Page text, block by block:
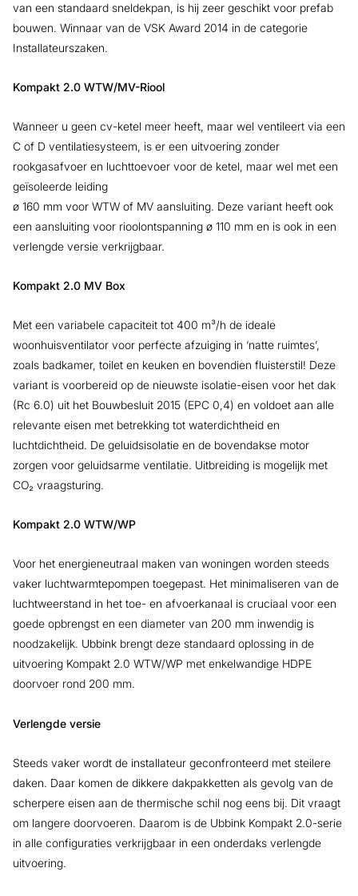
van een standaard sneldekpan, is hij zeer geschikt voor prefab
bouwen. Winnaar van de VSK Award 2014 in de categorie
Installateurszaken.
Kompakt 2.0 WTW/MV-Riool
Wanneer u geen cv-ketel meer heeft, maar wel ventileert via een
C of D ventilatiesysteem, is er een uitvoering zonder
rookgasafvoer en luchttoevoer voor de ketel, maar wel met een
geïsoleerde leiding
ø 160 mm voor WTW of MV aansluiting. Deze variant heeft ook
een aansluiting voor rioolontspanning ø 110 mm en is ook in een
verlengde versie verkrijgbaar.
Kompakt 2.0 MV Box
Met een variabele capaciteit tot 400 m³/h de ideale
woonhuisventilator voor perfecte afzuiging in ‘natte ruimtes’,
zoals badkamer, toilet en keuken en bovendien fluisterstil! Deze
variant is voorbereid op de nieuwste isolatie-eisen voor het dak
(Rc 6.0) uit het Bouwbesluit 2015 (EPC 0,4) en voldoet aan alle
relevante eisen met betrekking tot waterdichtheid en
luchtdichtheid. De geluidsisolatie en de bovendakse motor
zorgen voor geluidsarme ventilatie. Uitbreiding is mogelijk met
CO₂ vraagsturing.
Kompakt 2.0 WTW/WP
Voor het energieneutraal maken van woningen worden steeds
vaker luchtwarmtepompen toegepast. Het minimaliseren van de
luchtweerstand in het toe- en afvoerkanaal is cruciaal voor een
goede opbrengst en een diameter van 200 mm inwendig is
noodzakelijk. Ubbink brengt deze standaard oplossing in de
uitvoering Kompakt 2.0 WTW/WP met enkelwandige HDPE
doorvoer rond 200 mm.
Verlengde versie
Steeds vaker wordt de installateur geconfronteerd met steilere
daken. Daar komen de dikkere dakpakketten als gevolg van de
scherpere eisen aan de thermische schil nog eens bij. Dit vraagt
om langere doorvoeren. Daarom is de Ubbink Kompakt 2.0-serie
in alle configuraties verkrijgbaar in een onderdaks verlengde
uitvoering.